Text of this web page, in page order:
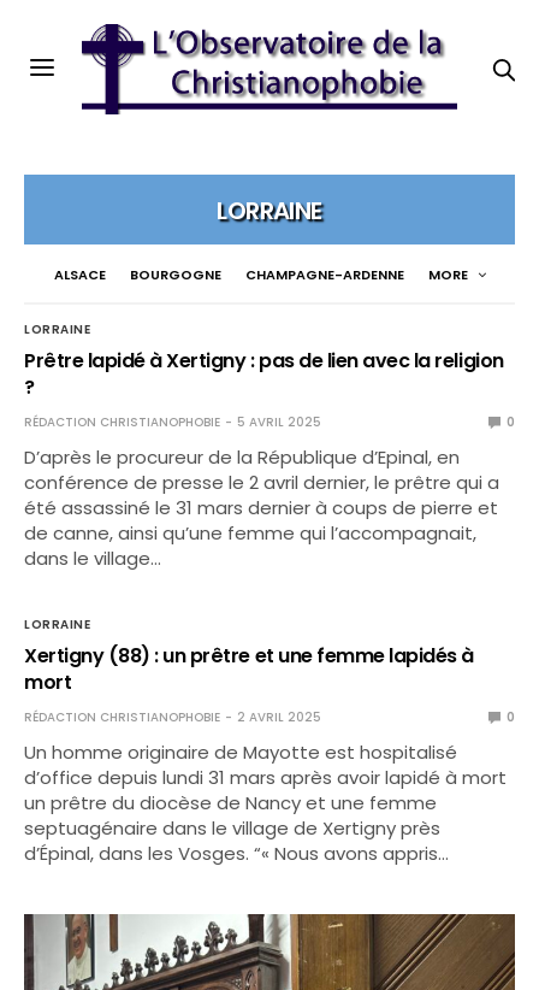
LORRAINE
ALSACE BOURGOGNE CHAMPAGNE-ARDENNE MORE
LORRAINE
Prêtre lapidé à Xertigny : pas de lien avec la religion
?
RÉDACTION CHRISTIANOPHOBIE 5 AVRIL 2025 0
D’après le procureur de la République d’Epinal, en
conférence de presse le 2 avril dernier, le prêtre qui a
été assassiné le 31 mars dernier à coups de pierre et
de canne, ainsi qu’une femme qui l’accompagnait,
dans le village…
LORRAINE
Xertigny (88) : un prêtre et une femme lapidés à
mort
RÉDACTION CHRISTIANOPHOBIE 2 AVRIL 2025 0
Un homme originaire de Mayotte est hospitalisé
d’office depuis lundi 31 mars après avoir lapidé à mort
un prêtre du diocèse de Nancy et une femme
septuagénaire dans le village de Xertigny près
d’Épinal, dans les Vosges. “« Nous avons appris…